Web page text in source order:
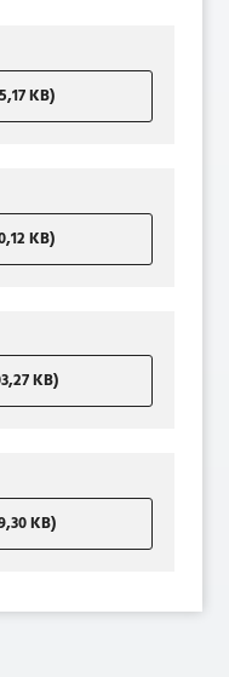
KB)
KB)
KB)
KB)